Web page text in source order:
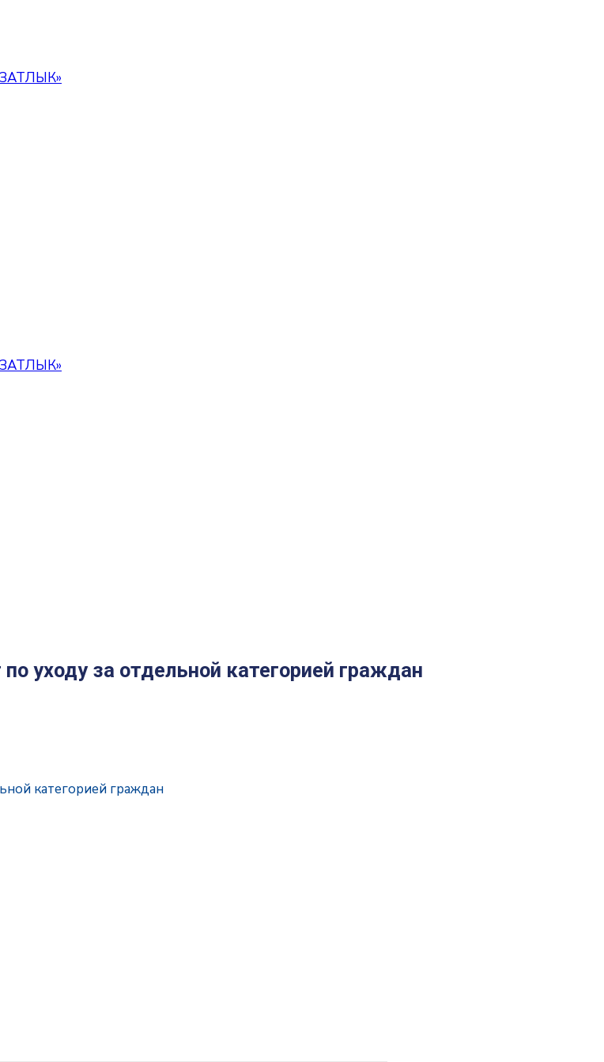
уходу за отдельной категорией граждан
категорией граждан